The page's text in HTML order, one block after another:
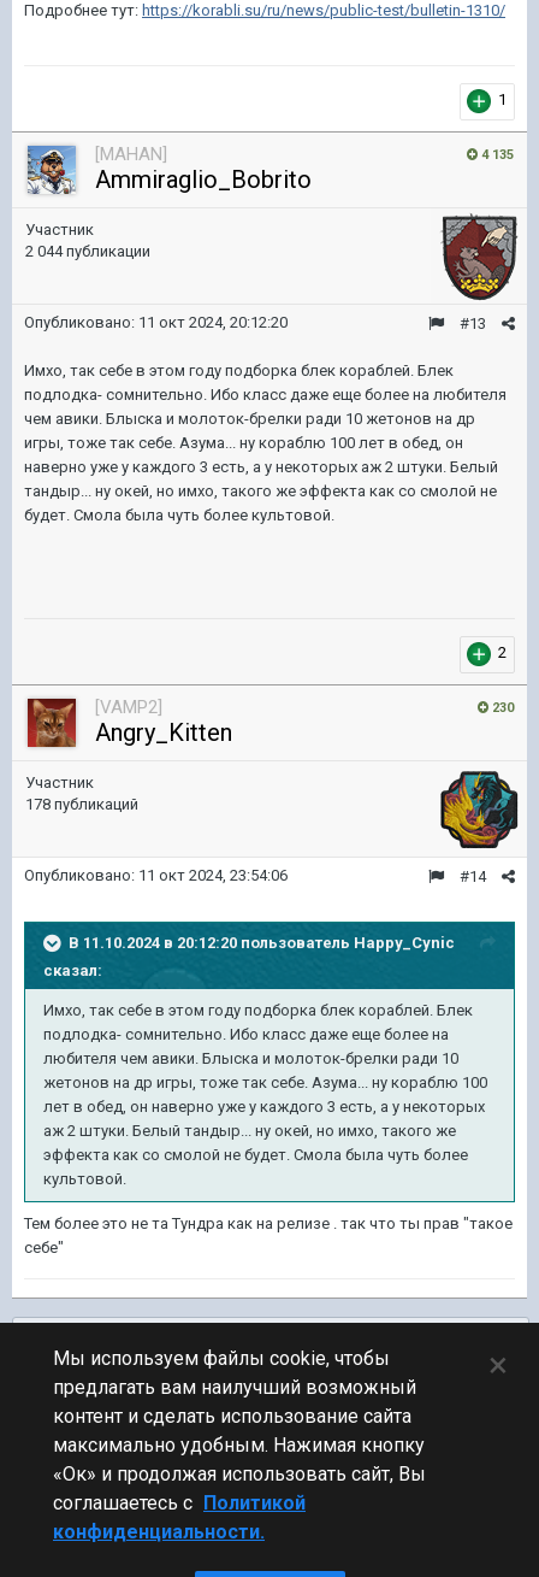
Подробнее тут: https://korabli.su/ru/news/public-test/bulletin-1310/
1
4 135
[MAHAN]
Ammiraglio_Bobrito
Участник
2 044 публикации
#13
Опубликовано: 11 окт 2024, 20:12:20
Имхо, так себе в этом году подборка блек кораблей. Блек
подлодка- сомнительно. Ибо класс даже еще более на любителя
чем авики. Блыска и молоток-брелки ради 10 жетонов на др
игры, тоже так себе. Азума... ну кораблю 100 лет в обед, он
наверно уже у каждого 3 есть, а у некоторых аж 2 штуки. Белый
тандыр... ну окей, но имхо, такого же эффекта как со смолой не
будет. Смола была чуть более культовой.
2
230
[VAMP2]
Angry_Kitten
Участник
178 публикаций
#14
Опубликовано: 11 окт 2024, 23:54:06
В 11.10.2024 в 20:12:20 пользователь Happy_Cynic
сказал:
Имхо, так себе в этом году подборка блек кораблей. Блек
подлодка- сомнительно. Ибо класс даже еще более на
любителя чем авики. Блыска и молоток-брелки ради 10
жетонов на др игры, тоже так себе. Азума... ну кораблю 100
лет в обед, он наверно уже у каждого 3 есть, а у некоторых
аж 2 штуки. Белый тандыр... ну окей, но имхо, такого же
эффекта как со смолой не будет. Смола была чуть более
культовой.
Тем более это не та Тундра как на релизе . так что ты прав "такое
себе"
ПЕРЕЙТИ К СПИСКУ ТЕМ
Общий тест
Стиль
Мы используем файлы cookie, чтобы
предлагать вам наилучший возможный
контент и сделать использование сайта
максимально удобным. Нажимая кнопку
«Ок» и продолжая использовать сайт, Вы
соглашаетесь с Политикой
конфиденциальности.
×